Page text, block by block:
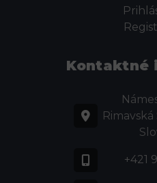
Kontaktné
Rimavská
+421